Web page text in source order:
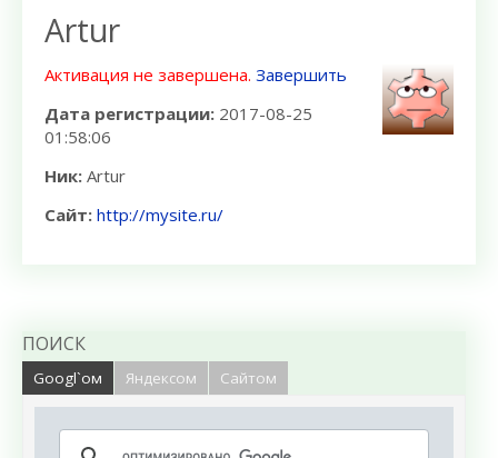
Artur
Активация не завершена. Завершить
Дата регистрации: 2017-08-25
01:58:06
Ник: Artur
Сайт: http://mysite.ru/
ПОИСК
Googl`ом Яндексом Сайтом